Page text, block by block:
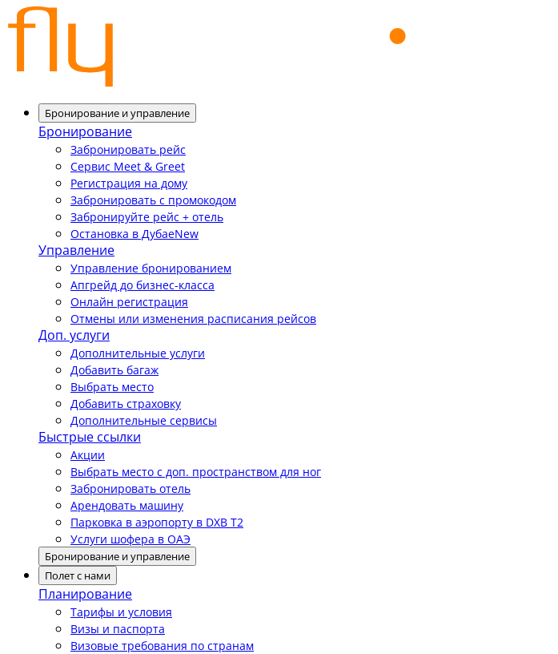
Бронирование и управление
Бронирование
Забронировать рейс
Сервис Meet & Greet
Регистрация на дому
Забронировать с промокодом
Забронируйте рейс + отель
Остановка в ДубаеNew
Управление
Управление бронированием
Апгрейд до бизнес-класса
Онлайн регистрация
Отмены или изменения расписания рейсов
Доп. услуги
Дополнительные услуги
Добавить багаж
Выбрать место
Добавить страховку
Дополнительные сервисы
Быстрые ссылки
Акции
Выбрать место с доп. пространством для ног
Забронировать отель
Арендовать машину
Парковка в аэропорту в DXB T2
Услуги шофера в ОАЭ
Бронирование и управление
Полет с нами
Планирование
Тарифы и условия
Визы и паспорта
Визовые требования по странам